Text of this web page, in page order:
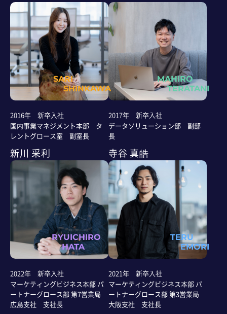
SARI
SHINKAWA
2016年 新卒入社
国内事業マネジメント本部 タ
レントグロース室 副室長
新川 采利
MAHIRO
TERATANI
2017年 新卒入社
データソリューション部 副部
長
寺谷 真皓
RYUICHIRO
HATA
2022年 新卒入社
マーケティングビジネス本部 パ
ートナーグロース部 第7営業局
広島支社 支社長
TERU
EMORI
2021年 新卒入社
マーケティングビジネス本部 パ
ートナーグロース部 第3営業局
大阪支社 支社長